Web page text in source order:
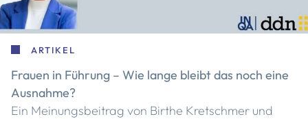
ARTIKEL
Frauen in Führung – Wie lange bleibt das noch eine
Ausnahme?
Ein Meinungsbeitrag von Birthe Kretschmer und